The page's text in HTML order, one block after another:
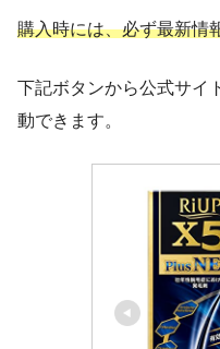
購入時には、必ず最新情
下記ボタンから公式サイ
動できます。